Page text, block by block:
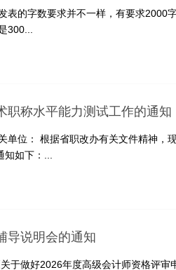
表的字数要求并不一样，有要求2000
300...
职称水平能力测试工作的通知
单位： 根据省职改办有关文件精神，
如下：...
导说明会的通知
于做好2026年度高级会计师资格评审